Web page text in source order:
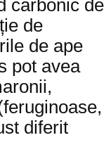
carbonic de
de
de ape
pot avea
diferit